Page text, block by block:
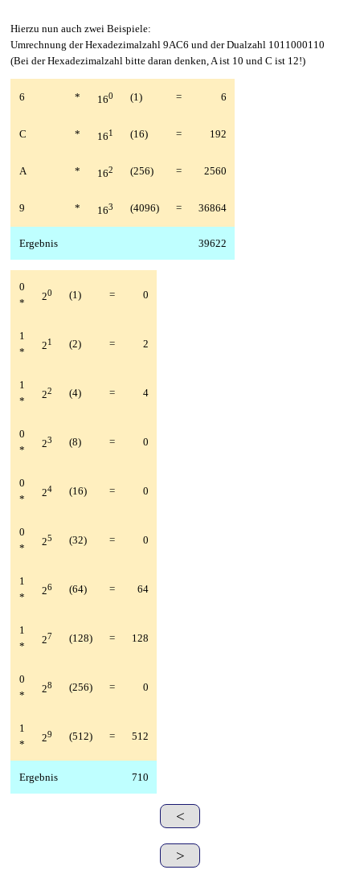
Hierzu nun auch zwei Beispiele:
Umrechnung der Hexadezimalzahl 9AC6 und der Dualzahl 1011000110
(Bei der Hexadezimalzahl bitte daran denken, A ist 10 und C ist 12!)
6 * 160 (1) = 6
C * 161 (16) = 192
A * 162 (256) = 2560
9 * 163 (4096) = 36864
Ergebnis 39622
0
*
20 (1) = 0
1
*
21 (2) = 2
1
*
22 (4) = 4
0
*
23 (8) = 0
0
*
24 (16) = 0
0
*
25 (32) = 0
1
*
26 (64) = 64
1
*
27 (128) = 128
0
*
28 (256) = 0
1
*
29 (512) = 512
Ergebnis 710
<
>